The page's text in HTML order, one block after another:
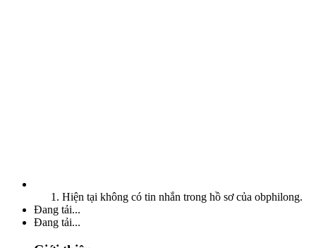
Hiện tại không có tin nhắn trong hồ sơ của obphilong.
Đang tải...
Đang tải...